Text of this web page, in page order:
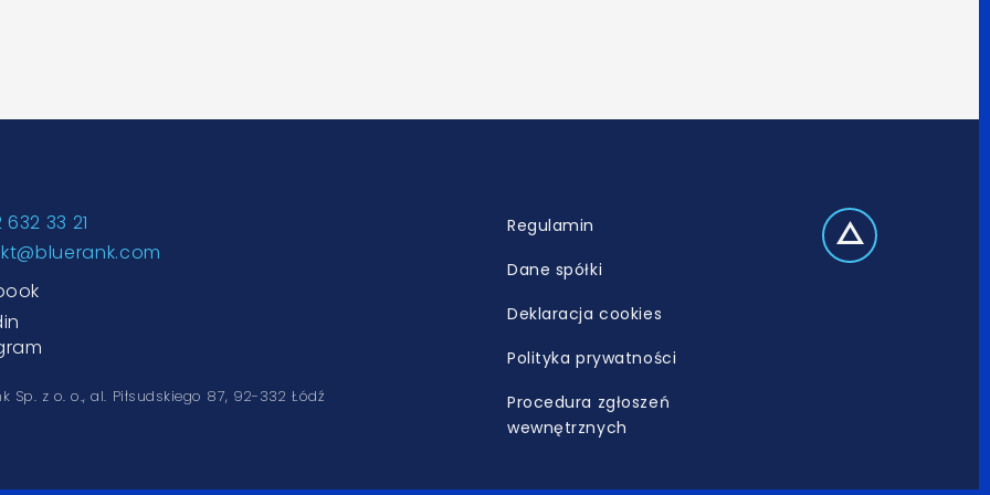
33 21
Sp. z o. o., al. Piłsudskiego 87, 92-332 Łódź
Regulamin
Dane spółki
Deklaracja cookies
Polityka prywatności
Procedura zgłoszeń
wewnętrznych